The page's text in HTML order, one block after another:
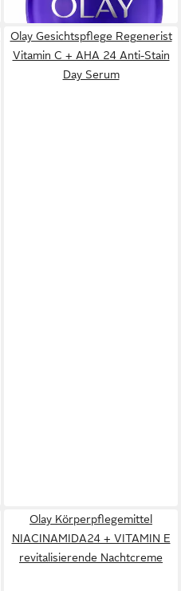
lieferbar in 3 Wochen
Olay Gesichtspflege Regenerist
Vitamin C + AHA 24 Anti-Stain
Day Serum
Olay Körperpflegemittel
NIACINAMIDA24 + VITAMIN E
revitalisierende Nachtcreme